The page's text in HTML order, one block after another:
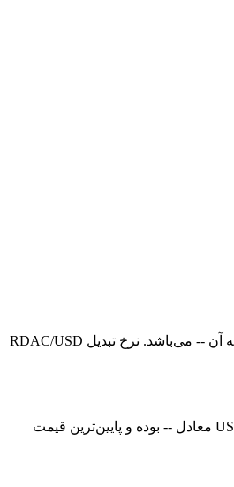
قیمت لحظه‌ای Redacted در حال حاضر -- است، با ارزش بازار فعلی معادل --. قیمت Redacted در 24 ساعت گذشته 0.00% افزایش یافته است و حجم معاملات 24 ساعته آن -- می‌باشد. نرخ تبدیل RDAC/USD
در حال حاضر، قیمت Redacted (RDAC) در معادل -- است. هم‌اکنون می‌توانید 1RDAC را با قیمت USD خریداری کنید. در 24 ساعت گذشته، بالاترین قیمت RDAC به USD معادل -- بوده و پایین‌ترین قیمت